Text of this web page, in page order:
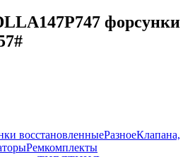
форсунки
восстановленныеРазноеКлапана,
Ремкомплекты